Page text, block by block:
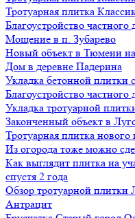
Тротуарная плитка
Благоустройство
Мощение в п. Зубарево
Новый объект в Тюмени на
Дом в деревне Падерина
Укладка бетонной плитки
Благоустройство
Укладка тротуарной
Законченный объект в
Тротуарная плитка нового
Из огорода тоже можно
Как выглядит плитка на
спустя 2 года
Обзор тротуарной плитки
Антрацит